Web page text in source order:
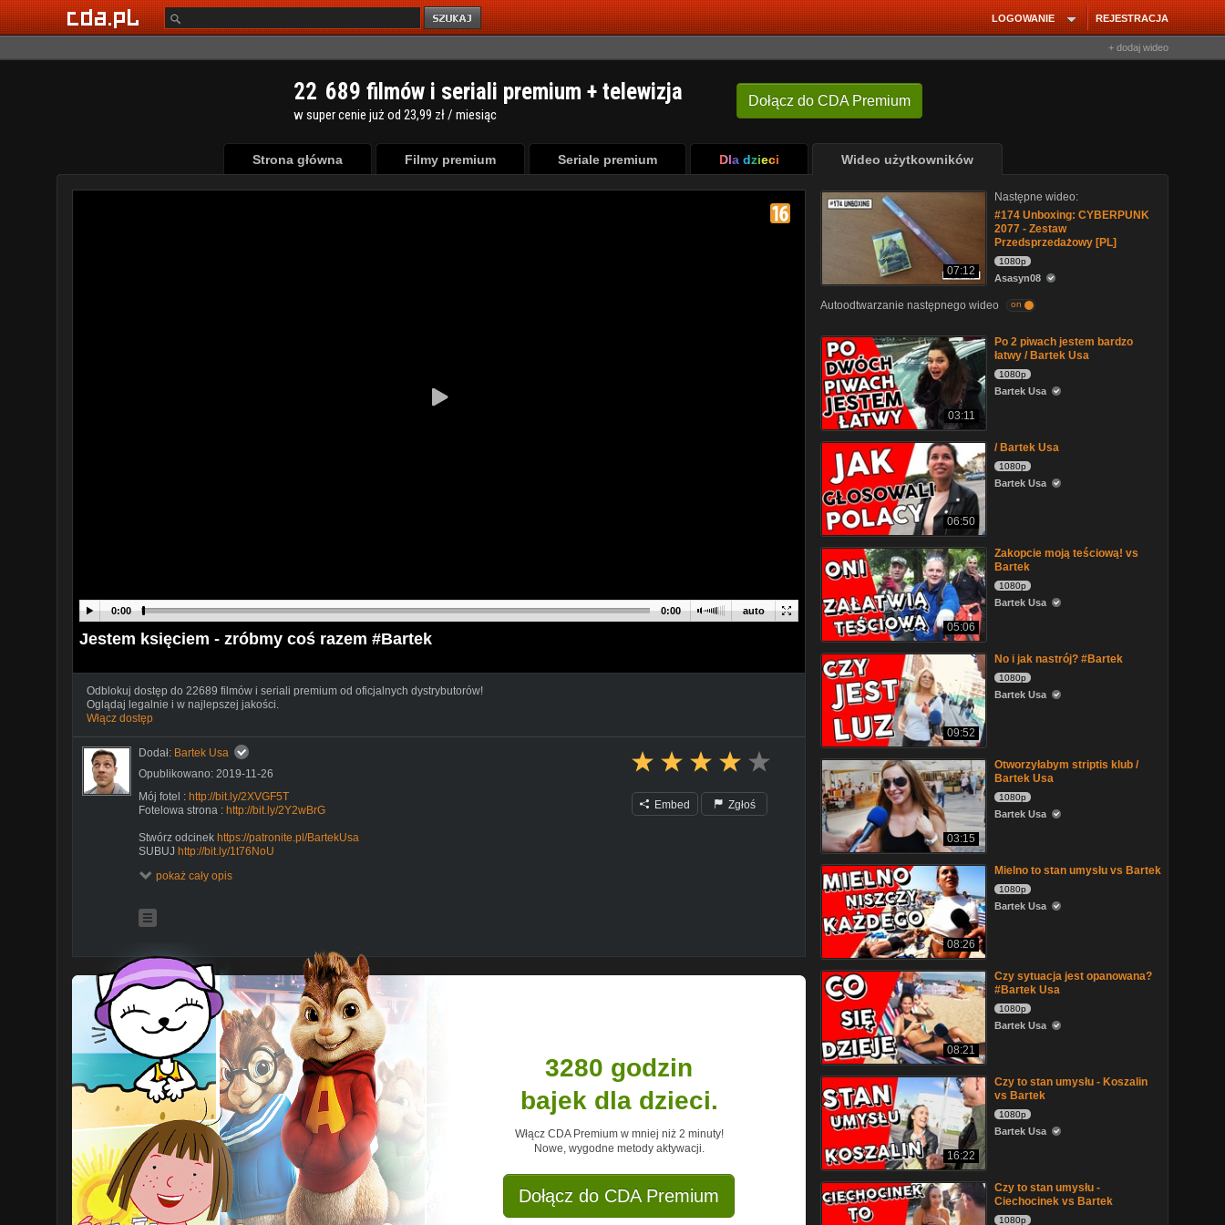
REJESTRACJA
LOGOWANIE
+ dodaj wideo
Dołącz do CDA Premium
22 689 filmów i seriali premium + telewizja
w super cenie już od 23,99 zł / miesiąc
Strona główna Filmy premium Seriale premium Dla dzieci Wideo użytkowników
auto
0:00 0:00
Jestem księciem - zróbmy coś razem #Bartek
Odblokuj dostęp do 22689 filmów i seriali premium od oficjalnych dystrybutorów!
Oglądaj legalnie i w najlepszej jakości.
Włącz dostęp
Dodał: Bartek Usa
Opublikowano: 2019-11-26
Mój fotel : http://bit.ly/2XVGF5T
Fotelowa strona : http://bit.ly/2Y2wBrG
Stwórz odcinek https://patronite.pl/BartekUsa
SUBUJ http://bit.ly/1t76NoU
Jeśli Ci się podobało pamiętaj o kciuku w górę
TIK TOK
FACEBOOK https://www.facebook.com/BartekUsa
SNAPCHAT KONTRABANDA
DRUGI KANAŁhttp://bit.ly/1fET2wN
GRUPA NA FACEBOOKUhttp://on.fb.me/1PM6OrK
#vlog #tczew #podróże
Top 20 filmów:
Komu chce pan zaimponować?http://youtu.be/uV5YjAOHeGs
Co się wyprawia?http://youtu.be/lCq6q3EaEkw
Co to za trzepanko?http://youtu.be/ieNSPCoguxA
Podkradanie zakupówhttp://youtu.be/9mGeRBxIaZY
Narkotyki w McDonalds
http://youtu.be/QSPsm3z59vw
Poszło bokiem zesrałem się
http://youtu.be/lYxuQsuFxcU
Sklepowe obserwacje
http://youtu.be/-eNOd8EgZOc
Wek i raus
http://youtu.be/biEvjz2B5B0
Co to za targowisko?http://youtu.be/gh9H8CGwIr0
pokaż cały opis
Embed Zgłoś
3280 godzin
bajek dla dzieci.
Włącz CDA Premium w mniej niż 2 minuty!
Nowe, wygodne metody aktywacji.
Dołącz do CDA Premium
07:12
Następne wideo:
#174 Unboxing: CYBERPUNK
2077 - Zestaw
Przedsprzedażowy [PL]
1080p
Asasyn08
Autoodtwarzanie następnego wideo on
03:11
Po 2 piwach jestem bardzo
łatwy / Bartek Usa
1080p
Bartek Usa
06:50
/ Bartek Usa
1080p
Bartek Usa
05:06
Zakopcie moją teściową! vs
Bartek
1080p
Bartek Usa
09:52
No i jak nastrój? #Bartek
1080p
Bartek Usa
03:15
Otworzyłabym striptis klub /
Bartek Usa
1080p
Bartek Usa
08:26
Mielno to stan umysłu vs Bartek
1080p
Bartek Usa
08:21
Czy sytuacja jest opanowana?
#Bartek Usa
1080p
Bartek Usa
16:22
Czy to stan umysłu - Koszalin
vs Bartek
1080p
Bartek Usa
Czy to stan umysłu -
Ciechocinek vs Bartek
1080p